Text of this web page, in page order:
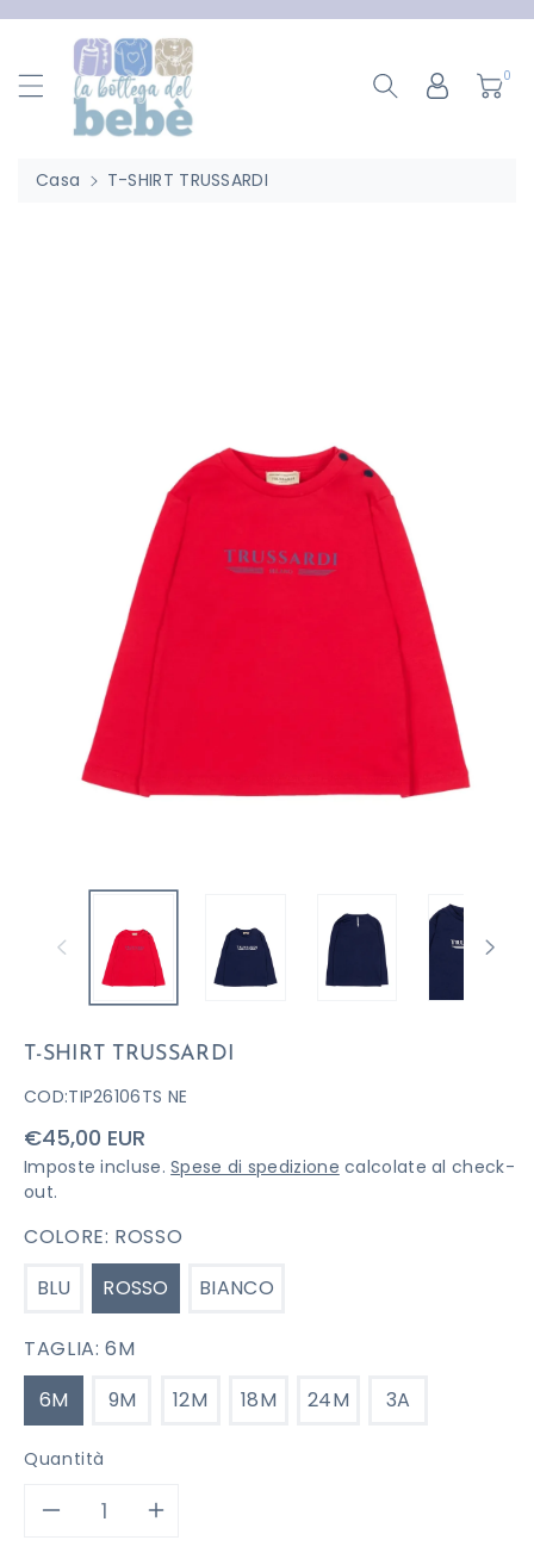
0
Casa
T-SHIRT TRUSSARDI
T-SHIRT TRUSSARDI
COD:TIP26106TS NE
Prezzo
di
listino
€45,00 EUR
Imposte incluse.Spese di spedizione calcolate al check-
out.
COLORE: ROSSO
BLU
ROSSO BIANCO
TAGLIA:6M
6M
9M 12M 18M 24M 3A
Quantità
DiminuisciAumenta